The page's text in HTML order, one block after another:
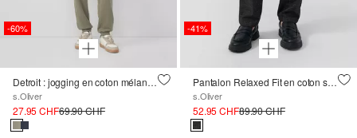
-60%
Detroit : jogging en coton mélangé avec poches zippées
s.Oliver
27.95 CHF69.90 CHF
-41%
Pantalon Relaxed Fit en coton stretch doux avec délavage
s.Oliver
52.95 CHF89.90 CHF